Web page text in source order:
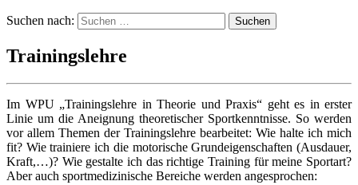
Suchen nach:
Trainingslehre
Im WPU „Trainingslehre in Theorie und Praxis“ geht es in erster
Linie um die Aneignung theoretischer Sportkenntnisse. So werden
vor allem Themen der Trainingslehre bearbeitet: Wie halte ich mich
fit? Wie trainiere ich die motorische Grundeigenschaften (Ausdauer,
Kraft,…)? Wie gestalte ich das richtige Training für meine Sportart?
Aber auch sportmedizinische Bereiche werden angesprochen: